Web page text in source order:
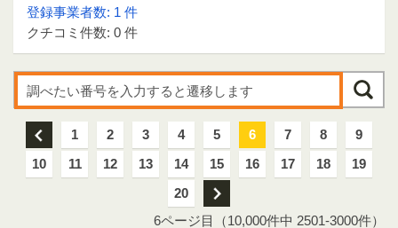
登録事業者数: 1 件
クチコミ件数: 0 件
前 1 2 3 4 5 6 7 8
9
10
11 12 13 14 15 16 17 18
19
20
次
6ページ目（10,000件中 2501-3000件）